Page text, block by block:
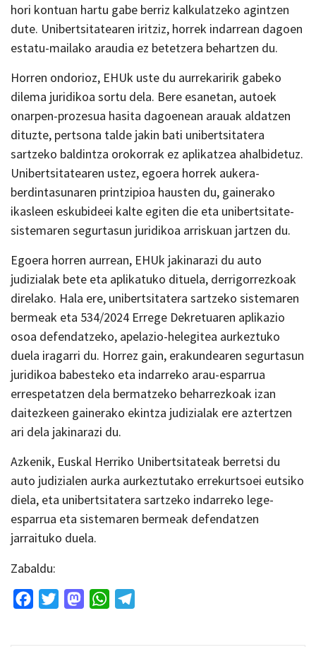
hori kontuan hartu gabe berriz kalkulatzeko agintzen
dute. Unibertsitatearen iritziz, horrek indarrean dagoen
estatu-mailako araudia ez betetzera behartzen du.
Horren ondorioz, EHUk uste du aurrekaririk gabeko
dilema juridikoa sortu dela. Bere esanetan, autoek
onarpen-prozesua hasita dagoenean arauak aldatzen
dituzte, pertsona talde jakin bati unibertsitatera
sartzeko baldintza orokorrak ez aplikatzea ahalbidetuz.
Unibertsitatearen ustez, egoera horrek aukera-
berdintasunaren printzipioa hausten du, gainerako
ikasleen eskubideei kalte egiten die eta unibertsitate-
sistemaren segurtasun juridikoa arriskuan jartzen du.
Egoera horren aurrean, EHUk jakinarazi du auto
judizialak bete eta aplikatuko dituela, derrigorrezkoak
direlako. Hala ere, unibertsitatera sartzeko sistemaren
bermeak eta 534/2024 Errege Dekretuaren aplikazio
osoa defendatzeko, apelazio-helegitea aurkeztuko
duela iragarri du. Horrez gain, erakundearen segurtasun
juridikoa babesteko eta indarreko arau-esparrua
errespetatzen dela bermatzeko beharrezkoak izan
daitezkeen gainerako ekintza judizialak ere aztertzen
ari dela jakinarazi du.
Azkenik, Euskal Herriko Unibertsitateak berretsi du
auto judizialen aurka aurkeztutako errekurtsoei eutsiko
diela, eta unibertsitatera sartzeko indarreko lege-
esparrua eta sistemaren bermeak defendatzen
jarraituko duela.
Zabaldu:
FacebookTwitterMastodonWhatsApp